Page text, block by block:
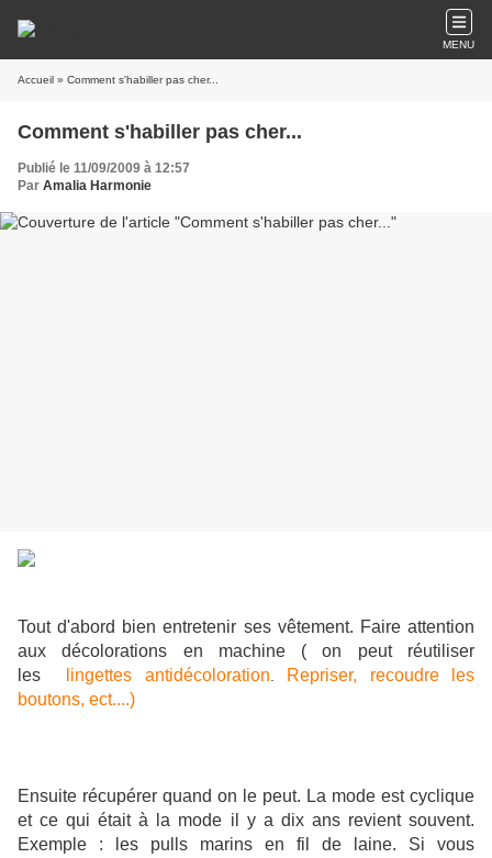
MENU
Accueil » Comment s'habiller pas cher...
Comment s'habiller pas cher...
Publié le 11/09/2009 à 12:57
Par Amalia Harmonie
Tout d'abord bien entretenir ses vêtement. Faire attention
aux décolorations en machine ( on peut réutiliser
les
lingettes antidécoloration
Repriser, recoudre les
boutons, ect....)
Ensuite récupérer quand on le peut. La mode est cyclique
et ce qui était à la mode il y a dix ans revient souvent.
Exemple : les pulls marins en fil de laine. Si vous